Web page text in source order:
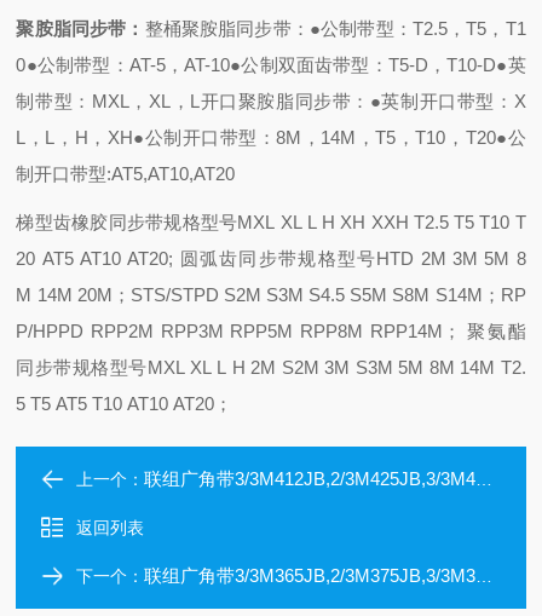
聚胺脂同步带： 整桶聚胺脂同步带： ●公制带型：T2.5，T5，T1
0●公制带型：AT-5，AT-10●公制双面齿带型：T5-D，T10-D●英
制带型：MXL，XL，L 开口聚胺脂同步带： ●英制开口带型：X
L，L，H，XH●公制开口带型：8M，14M，T5，T10，T20●公
制开口带型:AT5,AT10,AT20
梯型齿橡胶同步带规格型号MXL XL L H XH XXH T2.5 T5 T10 T
20 AT5 AT10 AT20; 圆弧齿同步带规格型号HTD 2M 3M 5M 8
M 14M 20M；STS/STPD S2M S3M S4.5 S5M S8M S14M；RP
P/HPPD RPP2M RPP3M RPP5M RPP8M RPP14M；
聚氨酯
同步带规格型号MXL XL L H 2M S2M 3M S3M 5M 8M 14M T2.
5 T5 AT5 T10 AT10 AT20；
上一个：联组广角带3/3M412JB,2/3M425JB,3/3M425JB,2/3M437JB,3/3M437JB
返回列表
下一个：联组广角带3/3M365JB,2/3M375JB,3/3M375JB,2/3M387JB,3/3M387JB